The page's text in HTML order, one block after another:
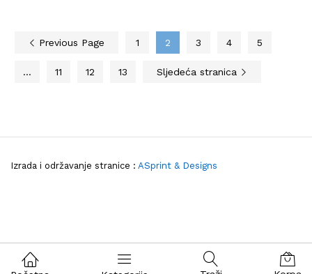
Previous Page 1 2 3 4 5
… 11 12 13 Sljedeća stranica
Izrada i održavanje stranice : ASprint & Designs